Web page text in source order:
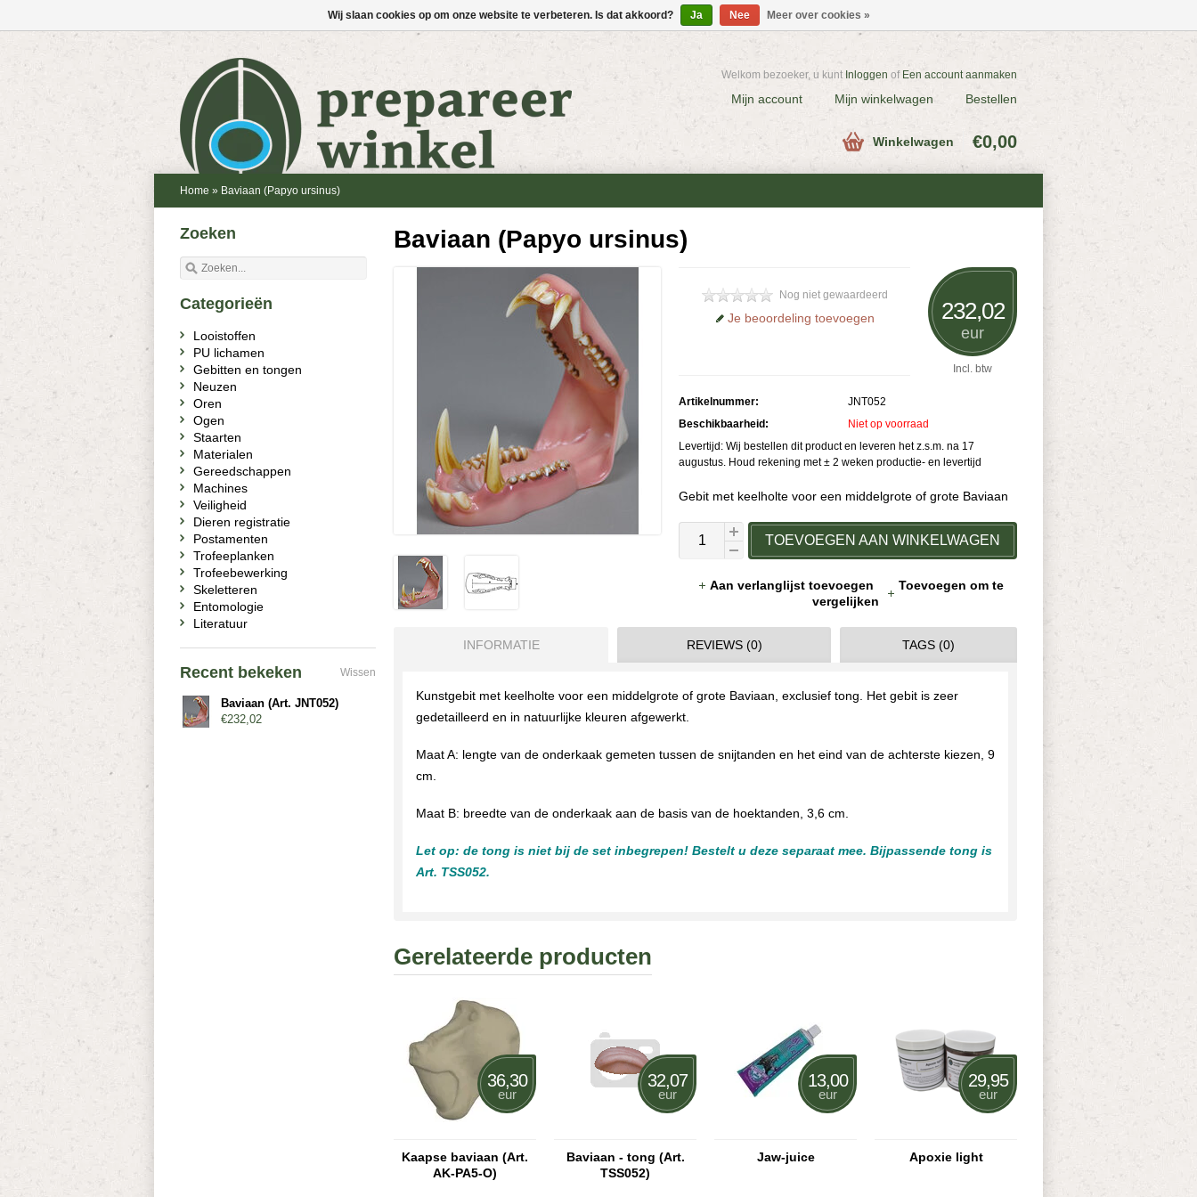
Welkom bezoeker, u kunt Inloggen of Een account aanmaken
Mijn account Mijn winkelwagen Bestellen
Winkelwagen €0,00
Home » Baviaan (Papyo ursinus)
Baviaan (Papyo ursinus)
232,02
eur
Incl. btw
Nog niet gewaardeerd
Je beoordeling toevoegen
Artikelnummer:
JNT052
Beschikbaarheid:
Niet op voorraad
Levertijd: Wij bestellen dit product en leveren het z.s.m. na 17
augustus. Houd rekening met ± 2 weken productie- en levertijd
Gebit met keelholte voor een middelgrote of grote Baviaan
TOEVOEGEN AAN WINKELWAGEN
Aan verlanglijst toevoegen
Toevoegen om te
vergelijken
INFORMATIE REVIEWS (0) TAGS (0)
Kunstgebit met keelholte voor een middelgrote of grote Baviaan, exclusief tong. Het gebit is zeer
gedetailleerd en in natuurlijke kleuren afgewerkt.
Maat A: lengte van de onderkaak gemeten tussen de snijtanden en het eind van de achterste kiezen, 9
cm.
Maat B: breedte van de onderkaak aan de basis van de hoektanden, 3,6 cm.
Let op: de tong is niet bij de set inbegrepen! Bestelt u deze separaat mee. Bijpassende tong is
Art. TSS052.
Gerelateerde producten
36,30
eur
Kaapse baviaan (Art.
AK-PA5-O)
32,07
eur
Baviaan - tong (Art.
TSS052)
13,00
eur
Jaw-juice
29,95
eur
Apoxie light
Zoeken
Categorieën
Looistoffen
PU lichamen
Gebitten en tongen
Neuzen
Oren
Ogen
Staarten
Materialen
Gereedschappen
Machines
Veiligheid
Dieren registratie
Postamenten
Trofeeplanken
Trofeebewerking
Skeletteren
Entomologie
Literatuur
Recent bekeken Wissen
Baviaan (Art. JNT052)
€232,02
Wij slaan cookies op om onze website te verbeteren. Is dat akkoord? Ja Nee Meer over cookies »